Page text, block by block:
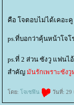
คือ โจตอบไม่ได้เคอะคู
ps.ที่บอกว่าคุ้นหน้าโจโ
ps.ที่ 2 ส่วน ซังวู แฟน
สำคัญ มันรักเพราะซัง
ดย: จเซฟิน วันที่: 29